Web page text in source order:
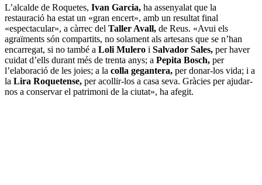
L’alcalde de Roquetes, Ivan Garcia, ha assenyalat que la
restauració ha estat un «gran encert», amb un resultat final
«espectacular», a càrrec del Taller Avall, de Reus. «Avui els
agraïments són compartits, no solament als artesans que se n’han
encarregat, si no també a Loli Mulero i Salvador Sales, per haver
cuidat d’ells durant més de trenta anys; a Pepita Bosch, per
l’elaboració de les joies; a la colla gegantera, per donar-los vida; i a
la Lira Roquetense, per acollir-los a casa seva. Gràcies per ajudar-
nos a conservar el patrimoni de la ciutat», ha afegit.